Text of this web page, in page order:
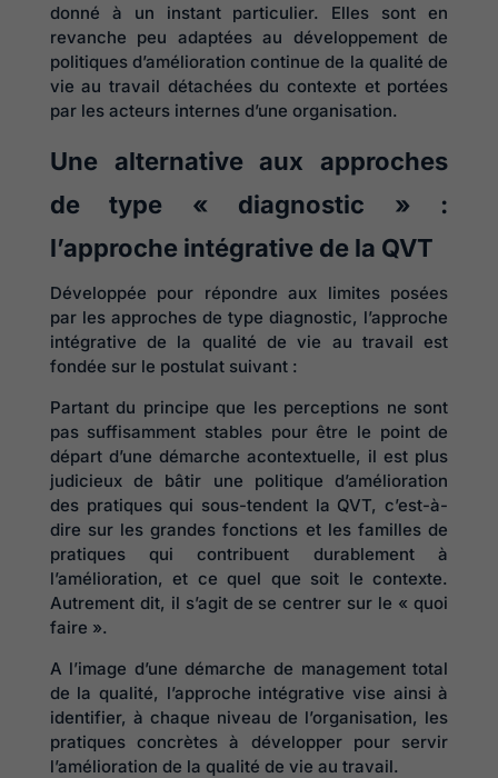
donné à un instant particulier. Elles sont en
revanche peu adaptées au développement de
politiques d’amélioration continue de la qualité de
vie au travail détachées du contexte et portées
par les acteurs internes d’une organisation.
Une alternative aux approches
de type « diagnostic » :
l’approche intégrative de la QVT
Développée pour répondre aux limites posées
par les approches de type diagnostic, l’approche
intégrative de la qualité de vie au travail est
fondée sur le postulat suivant :
Partant du principe que les perceptions ne sont
pas suffisamment stables pour être le point de
départ d’une démarche acontextuelle, il est plus
judicieux de bâtir une politique d’amélioration
des pratiques qui sous-tendent la QVT, c’est-à-
dire sur les grandes fonctions et les familles de
pratiques qui contribuent durablement à
l’amélioration, et ce quel que soit le contexte.
Autrement dit, il s’agit de se centrer sur le « quoi
faire ».
A l’image d’une démarche de management total
de la qualité, l’approche intégrative vise ainsi à
identifier, à chaque niveau de l’organisation, les
pratiques concrètes à développer pour servir
l’amélioration de la qualité de vie au travail.